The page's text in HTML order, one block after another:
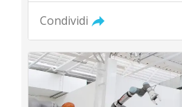
Condividi